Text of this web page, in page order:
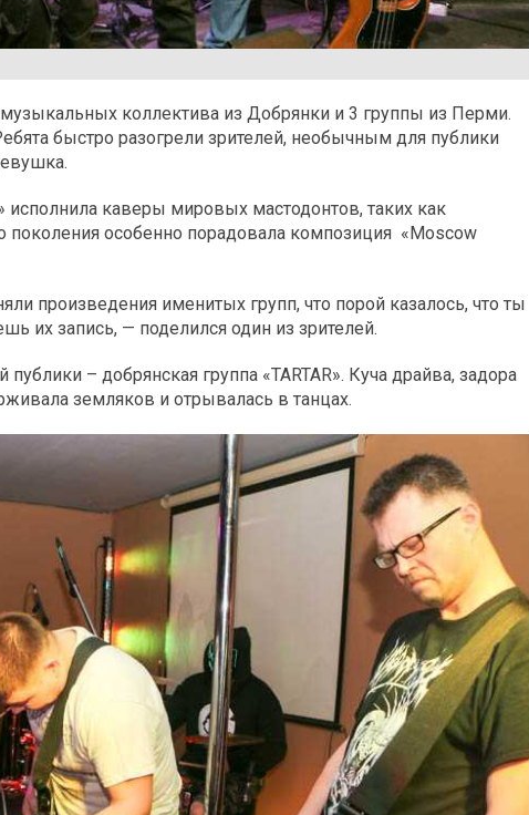
коллектива из Добрянки и 3 группы из Перми.
быстро разогрели зрителей, необычным для публики
исполнила каверы мировых мастодонтов, таких как
поколения особенно порадовала композиция «Moscow
произведения именитых групп, что порой казалось, что ты
их запись, — поделился один из зрителей.
– добрянская группа «TARTAR». Куча драйва, задора
земляков и отрывалась в танцах.